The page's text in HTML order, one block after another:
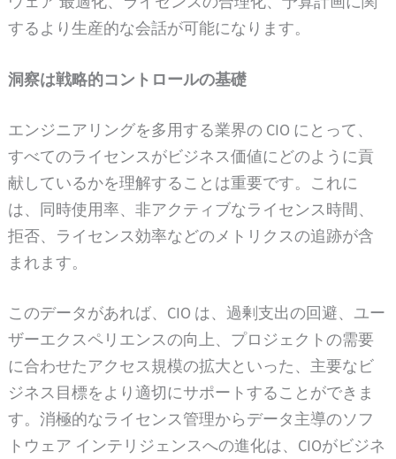
するより生産的な会話が可能になります。
洞察は戦略的コントロールの基礎
エンジニアリングを多用する業界の CIO にとって、
すべてのライセンスがビジネス価値にどのように貢
献しているかを理解することは重要です。これに
は、同時使用率、非アクティブなライセンス時間、
拒否、ライセンス効率などのメトリクスの追跡が含
まれます。
このデータがあれば、CIO は、過剰支出の回避、ユー
ザーエクスペリエンスの向上、プロジェクトの需要
に合わせたアクセス規模の拡大といった、主要なビ
ジネス目標をより適切にサポートすることができま
す。消極的なライセンス管理からデータ主導のソフ
トウェア インテリジェンスへの進化は、CIOがビジネ